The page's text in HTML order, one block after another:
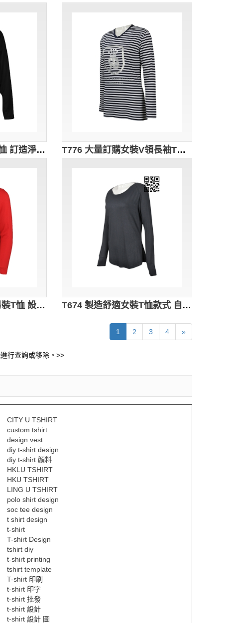
T833 訂做女裝長袖T恤 訂造淨色款長袖T恤 澳門 羅梁 長袖T恤製造商 非牟利社團 民間社團組織 合營組織 黑色 素面 t 恤 批發 薄長t恤 T776 大量訂購女裝V領長袖T恤 設計女裝V領短袖T恤 橫紋長袖 V領 女裝T恤生產商 灰色和藍色條紋 薄長t恤
T744 團體訂做長袖男裝T恤 設計印花LOGO款活動T恤 長袖T恤製造商 紅色 薄長t恤 T674 製造舒適女裝T恤款式 自訂淨色T恤款式 保暖 跑步內衣 訂造長袖T恤款式 T恤專門店 灰色 素面 t 恤 批發 薄長t恤 激凸T恤
1 2 3 4 »
行查詢或移除。>>
CITY U TSHIRT
custom tshirt
design vest
diy t-shirt design
diy t-shirt 顏料
HKLU TSHIRT
HKU TSHIRT
LING U TSHIRT
polo shirt design
soc tee design
t shirt design
t-shirt
T-shirt Design
tshirt diy
t-shirt printing
tshirt template
T-shirt 印刷
t-shirt 印字
t-shirt 批發
t-shirt 設計
t-shirt 設計 圖